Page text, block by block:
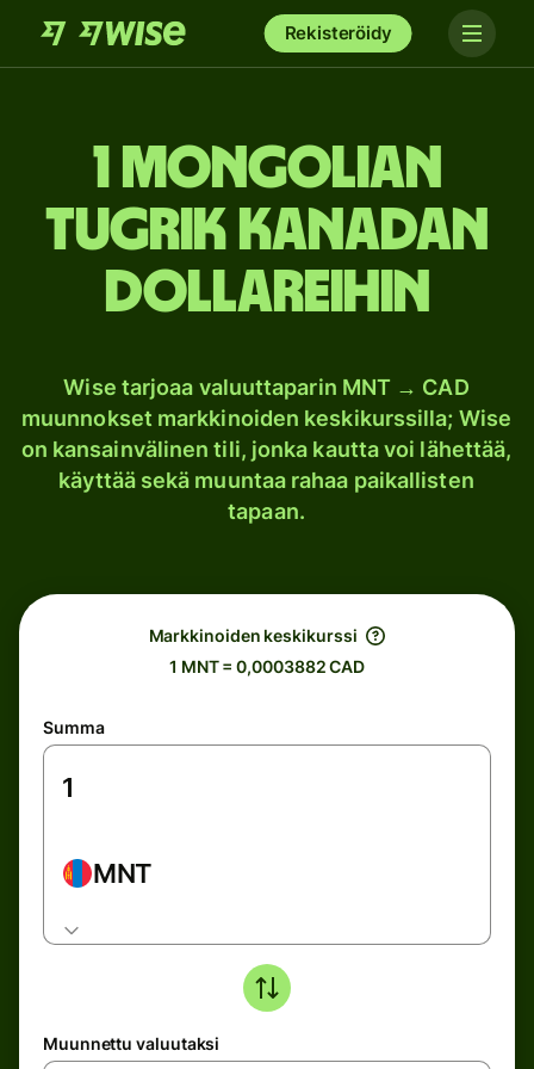
Rekisteröidy
1 Mongolian
tugrik Kanadan
dollareihin
Wise tarjoaa valuuttaparin MNT → CAD
muunnokset markkinoiden keskikurssilla; Wise
on kansainvälinen tili, jonka kautta voi lähettää,
käyttää sekä muuntaa rahaa paikallisten
tapaan.
Markkinoiden keskikurssi
1 MNT = 0,0003882 CAD
Summa
MNT
Muunnettu valuutaksi